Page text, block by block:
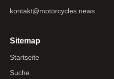
kontakt@motorcycles.news
Sitemap
Startseite
Suche